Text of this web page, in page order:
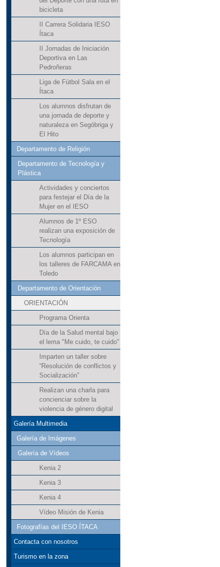
bicicleta
II Carrera Solidaria IESO
Ítaca
II Jornadas de Iniciación
Deportiva en Las
Pedroñeras
Liga de Fútbol Sala en el
Ítaca
Los alumnos disfrutan de
una jornada de deporte y
naturaleza en Segóbriga y
El Hito
Departamento de Religión
Departamento de Tecnología y
Plástica
Actividades y conciertos
para festejar el Día de la
Mujer en el IESO
Alumnos de 1º ESO
realizan una exposición de
Tecnología
Los alumnos participan en
los talleres de FARCAMA en
Toledo
Departamento de Orientación
ORIENTACIÓN
Programa Orienta
Día de la Salud mental bajo
el lema "Me cuido, te cuido"
Imparten un taller sobre
“Resolución de conflictos y
Socialización”
Realizan una charla para
concienciar sobre la
violencia de género digital
Galería Multimedia
Galería de Imágenes
Galería de Vídeos
Kenia 2
Kenia 3
Kenia 4
Vídeo Misión de Kenia
Fotografías del IESO ÍTACA
Contacta con nosotros
Turismo en la zona